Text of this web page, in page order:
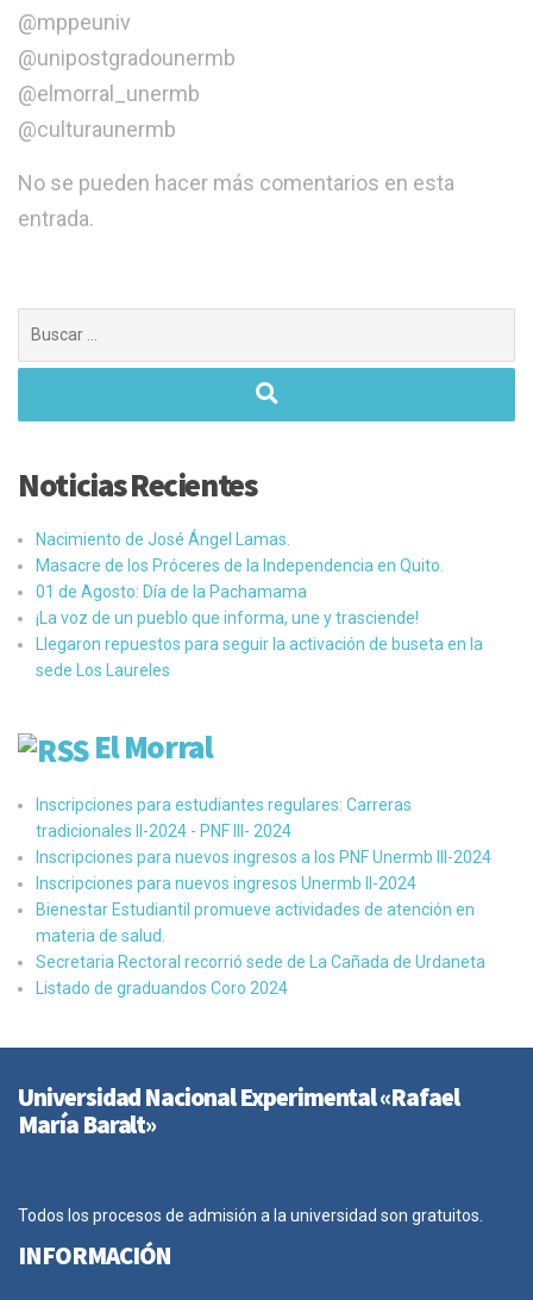
@mppeuniv
@unipostgradounermb
@elmorral_unermb
@culturaunermb
No se pueden hacer más comentarios en esta
entrada.
Noticias Recientes
Nacimiento de José Ángel Lamas.
Masacre de los Próceres de la Independencia en Quito.
01 de Agosto: Día de la Pachamama
¡La voz de un pueblo que informa, une y trasciende!
Llegaron repuestos para seguir la activación de buseta en la
sede Los Laureles
El Morral
Inscripciones para estudiantes regulares: Carreras
tradicionales II-2024 - PNF III- 2024
Inscripciones para nuevos ingresos a los PNF Unermb III-2024
Inscripciones para nuevos ingresos Unermb II-2024
Bienestar Estudiantil promueve actividades de atención en
materia de salud.
Secretaria Rectoral recorrió sede de La Cañada de Urdaneta
Listado de graduandos Coro 2024
Universidad Nacional Experimental «Rafael
María Baralt»
Todos los procesos de admisión a la universidad son gratuitos.
INFORMACIÓN